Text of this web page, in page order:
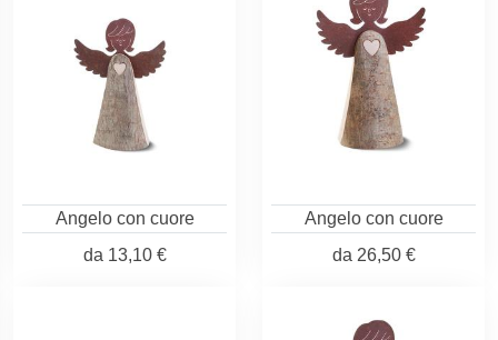
Angelo con cuore
da 13,10 €
Angelo con cuore
da 26,50 €